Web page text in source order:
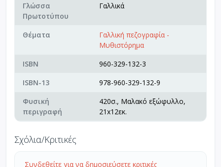
Γλώσσα
Πρωτοτύπου
Γαλλικά
Θέματα
Γαλλική πεζογραφία -
Μυθιστόρημα
ISBN
960-329-132-3
ISBN-13
978-960-329-132-9
Φυσική
περιγραφή
420σ., Μαλακό εξώφυλλο,
21x12εκ.
Σχόλια/Κριτικές
Συνδεθείτε για να δημοσιεύσετε κριτικές